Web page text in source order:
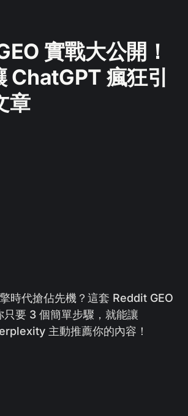
實戰大公開！
ChatGPT 瘋狂引
章
時代搶佔先機？這套 Reddit GEO
只要 3 個簡單步驟，就能讓
主動推薦你的內容！